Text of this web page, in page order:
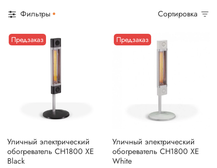
Фильтры Сортировка
Предзаказ
Уличный электрический
обогреватель CH1800 XE
Black
Предзаказ
Уличный электрический
обогреватель CH1800 XE
White